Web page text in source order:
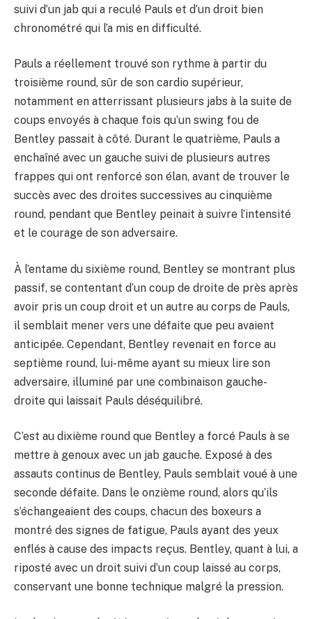
suivi d’un jab qui a reculé Pauls et d’un droit bien
chronométré qui l’a mis en difficulté.
Pauls a réellement trouvé son rythme à partir du
troisième round, sûr de son cardio supérieur,
notamment en atterrissant plusieurs jabs à la suite de
coups envoyés à chaque fois qu’un swing fou de
Bentley passait à côté. Durant le quatrième, Pauls a
enchaîné avec un gauche suivi de plusieurs autres
frappes qui ont renforcé son élan, avant de trouver le
succès avec des droites successives au cinquième
round, pendant que Bentley peinait à suivre l’intensité
et le courage de son adversaire.
À l’entame du sixième round, Bentley se montrant plus
passif, se contentant d’un coup de droite de près après
avoir pris un coup droit et un autre au corps de Pauls,
il semblait mener vers une défaite que peu avaient
anticipée. Cependant, Bentley revenait en force au
septième round, lui-même ayant su mieux lire son
adversaire, illuminé par une combinaison gauche-
droite qui laissait Pauls déséquilibré.
C’est au dixième round que Bentley a forcé Pauls à se
mettre à genoux avec un jab gauche. Exposé à des
assauts continus de Bentley, Pauls semblait voué à une
seconde défaite. Dans le onzième round, alors qu’ils
s’échangeaient des coups, chacun des boxeurs a
montré des signes de fatigue, Pauls ayant des yeux
enflés à cause des impacts reçus. Bentley, quant à lui, a
riposté avec un droit suivi d’un coup laissé au corps,
conservant une bonne technique malgré la pression.